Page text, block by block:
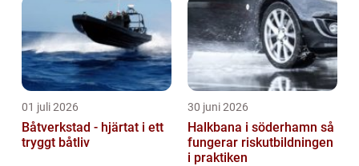
01 juli 2026
Båtverkstad - hjärtat i ett
tryggt båtliv
30 juni 2026
Halkbana i söderhamn så
fungerar riskutbildningen
i praktiken